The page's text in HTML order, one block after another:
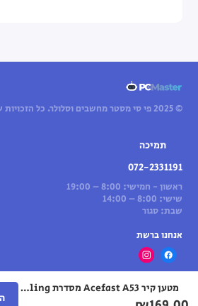
מטען קיר Acefast A53 מסדרת Sparkling עם PD 30W GaN (סגול)
© 2025 פי סי מסטר מחשבים וסלולר. כל הזכויות שמורות.
תמיכה
072-2331191
ראשון - חמישי: 8:00 – 19:00
שישי: 8:00 – 14:00
שבת: סגור
אנחנו ברשת